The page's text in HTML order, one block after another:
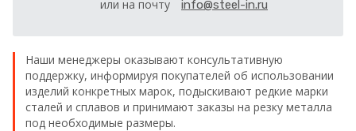
или на почту
info@steel-in.ru
Наши менеджеры оказывают консультативную
поддержку, информируя покупателей об использовании
изделий конкретных марок, подыскивают редкие марки
сталей и сплавов и принимают заказы на резку металла
под необходимые размеры.